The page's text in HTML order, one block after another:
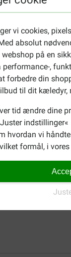
vi cookies,
absolut
webshop på en
performance-,
forbedre din
til dit kæledyr,
tid ændre dine
hvordan vi
formål, i vores